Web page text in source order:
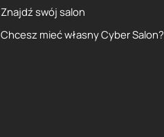
Znajdź swój salon
Chcesz mieć własny Cyber Salon?